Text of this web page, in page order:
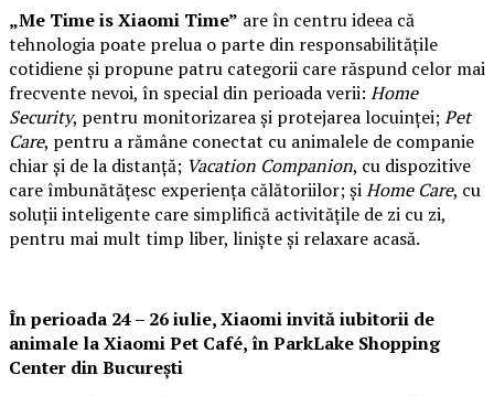
„Me Time is Xiaomi Time” are în centru ideea că
tehnologia poate prelua o parte din responsabilitățile
cotidiene și propune patru categorii care răspund celor mai
frecvente nevoi, în special din perioada verii: Home
Security, pentru monitorizarea și protejarea locuinței;Pet
Care, pentru a rămâne conectat cu animalele de companie
chiar și de la distanță; Vacation Companion, cu dispozitive
care îmbunătățesc experiența călătoriilor; șiHome Care, cu
soluții inteligente care simplifică activitățile de zi cu zi,
pentru mai mult timp liber, liniște și relaxare acasă.
În perioada 24 – 26 iulie, Xiaomi invită iubitorii de
animale laXiaomi Pet Café, în ParkLake Shopping
Center din București